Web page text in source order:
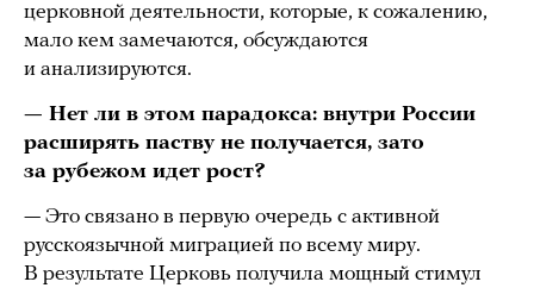
церковной деятельности, которые, к сожалению,
мало кем замечаются, обсуждаются
и анализируются.
— Нет ли в этом парадокса: внутри России
расширять паству не получается, зато
за рубежом идет рост?
— Это связано в первую очередь с активной
русскоязычной миграцией по всему миру.
В результате Церковь получила мощный стимул